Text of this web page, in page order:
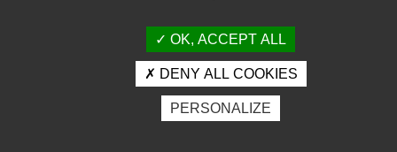
Crédits et mentions légales
Espace presse
Photothèque
OK, ACCEPT ALL
DENY ALL COOKIES
PERSONALIZE